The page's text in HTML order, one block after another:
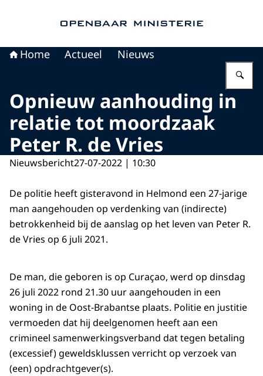
Home Actueel Nieuws
Opnieuw aanhouding in
relatie tot moordzaak
Peter R. de Vries
Nieuwsbericht27-07-2022 | 10:30
De politie heeft gisteravond in Helmond een 27-jarige
man aangehouden op verdenking van (indirecte)
betrokkenheid bij de aanslag op het leven van Peter R.
de Vries op 6 juli 2021.
De man, die geboren is op Curaçao, werd op dinsdag
26 juli 2022 rond 21.30 uur aangehouden in een
woning in de Oost-Brabantse plaats. Politie en justitie
vermoeden dat hij deelgenomen heeft aan een
crimineel samenwerkingsverband dat tegen betaling
(excessief) geweldsklussen verricht op verzoek van
(een) opdrachtgever(s).